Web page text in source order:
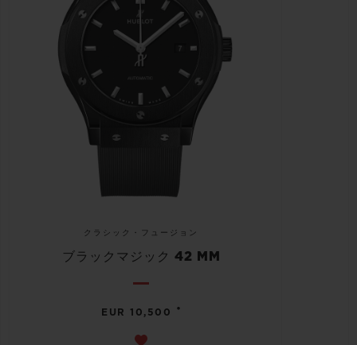
クラシック・フュージョン
ブラックマジック 42 MM
EUR 10,500 •